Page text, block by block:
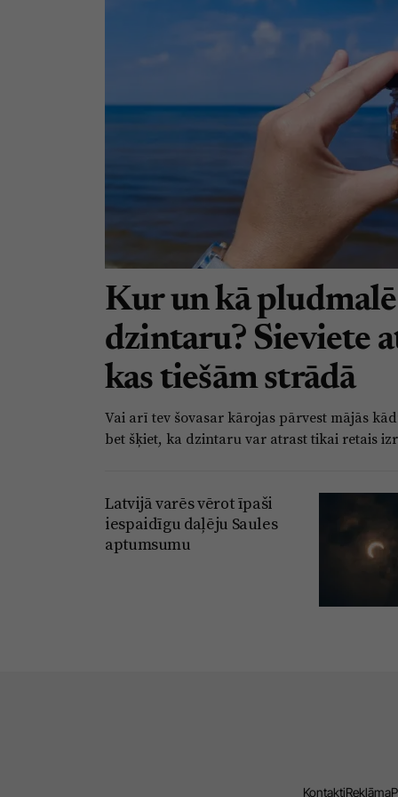
Kur un kā
dzintaru? Sieviete
kas tiešām strādā
Vai arī tev šovasar kārojas pārvest mājās
bet šķiet, ka dzintaru var atrast tikai retais
Latvijā varēs vērot īpaši
iespaidīgu daļēju Saules
aptumsumu
KontaktiReklāma